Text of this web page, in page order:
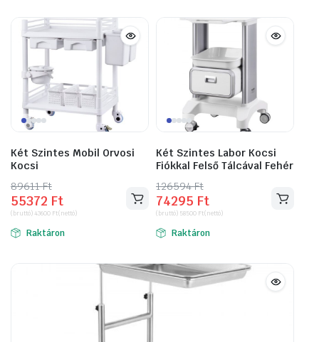
Két Szintes Mobil Orvosi
Kocsi
89611Ft
Original
price
was:
89611 Ft.
55372 Ft
Current
price
is:
55372 Ft.
(bruttó) 43600 Ft(nettó)
Raktáron
Két Szintes Labor Kocsi
Fiókkal Felső Tálcával Fehér
126594Ft
Original
price
was:
126594 Ft.
74295 Ft
Current
price
is:
74295 Ft.
(bruttó) 58500 Ft(nettó)
Raktáron